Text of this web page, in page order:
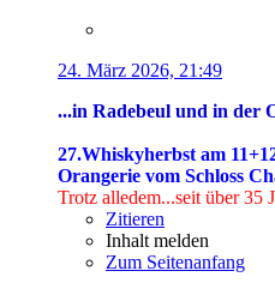
24. März 2026, 21:49
...in Radebeul und in der
27.Whiskyherbst am
Orangerie vom Schloss
Trotz alledem...seit über 35
Zitieren
Inhalt melden
Zum Seitenanfang